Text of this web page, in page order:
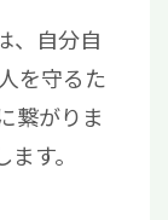
、自分自
を守るた
繋がりま
す。